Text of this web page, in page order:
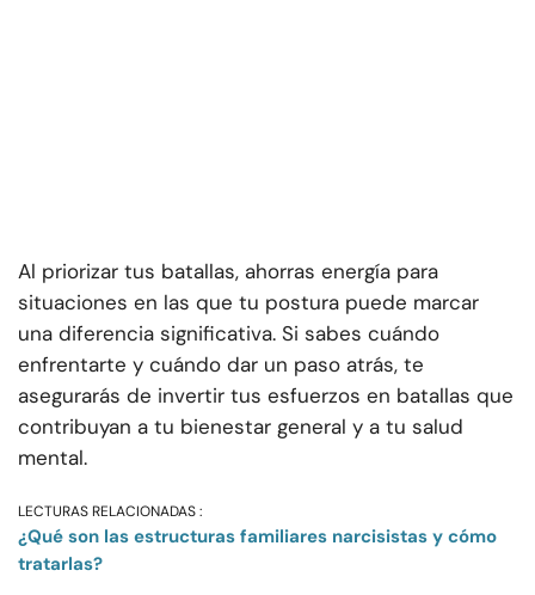
Al priorizar tus batallas, ahorras energía para
situaciones en las que tu postura puede marcar
una diferencia significativa. Si sabes cuándo
enfrentarte y cuándo dar un paso atrás, te
asegurarás de invertir tus esfuerzos en batallas que
contribuyan a tu bienestar general y a tu salud
mental.
LECTURAS RELACIONADAS :
¿Qué son las estructuras familiares narcisistas y cómo
tratarlas?